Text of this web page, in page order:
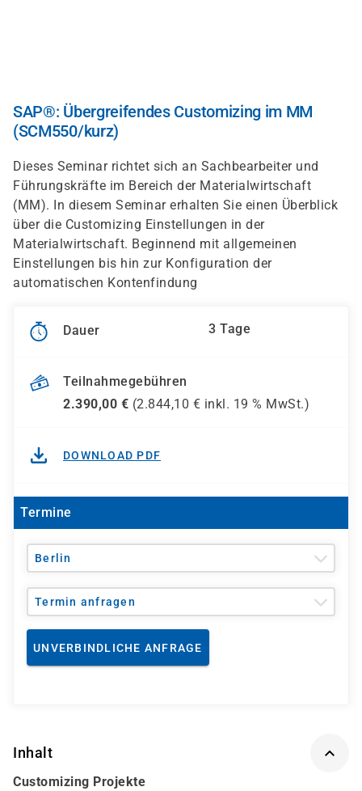
SAP®: Übergreifendes Customizing im MM
(SCM550/kurz)
Dieses Seminar richtet sich an Sachbearbeiter und
Führungskräfte im Bereich der Materialwirtschaft
(MM). In diesem Seminar erhalten Sie einen Überblick
über die Customizing Einstellungen in der
Materialwirtschaft. Beginnend mit allgemeinen
Einstellungen bis hin zur Konfiguration der
automatischen Kontenfindung
Dauer 3 Tage
Teilnahmegebühren
2.390,00 € (2.844,10 € inkl. 19 % MwSt.)
DOWNLOAD PDF
Termine
Berlin
Termin anfragen
UNVERBINDLICHE ANFRAGE
Inhalt
Customizing Projekte